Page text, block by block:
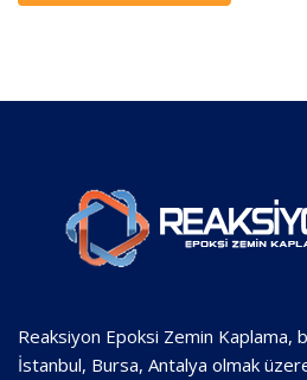
Reaksiyon Epoksi Zemin Kaplama,
İstanbul, Bursa, Antalya olmak